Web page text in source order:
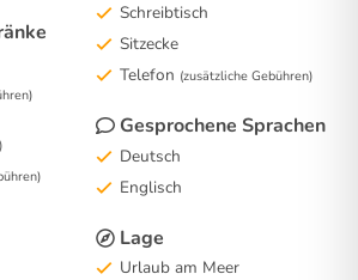
Schreibtisch
Sitzecke
Telefon (zusätzliche Gebühren)
Gesprochene Sprachen
Deutsch
Englisch
Lage
Urlaub am Meer